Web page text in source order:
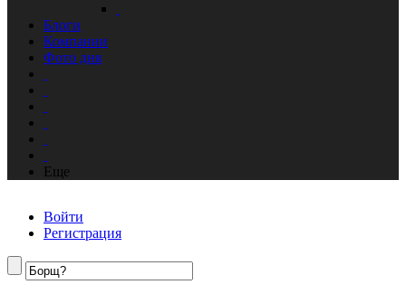
Блоги
Компании
Фото дня
Еще
Войти
Регистрация